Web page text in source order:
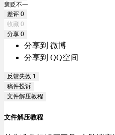
褒贬不一
差评 0
收藏 0
分享 0
分享到 微博
分享到 QQ空间
反馈失效 1
稿件投诉
文件解压教程
文件解压教程